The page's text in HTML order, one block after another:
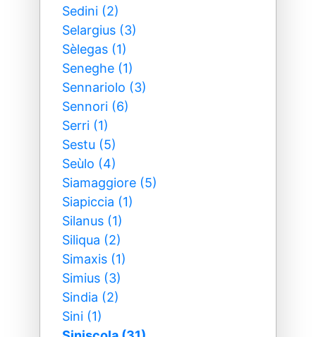
Sedini (2)
Selargius (3)
Sèlegas (1)
Seneghe (1)
Sennariolo (3)
Sennori (6)
Serri (1)
Sestu (5)
Seùlo (4)
Siamaggiore (5)
Siapiccia (1)
Silanus (1)
Siliqua (2)
Simaxis (1)
Simius (3)
Sindia (2)
Sini (1)